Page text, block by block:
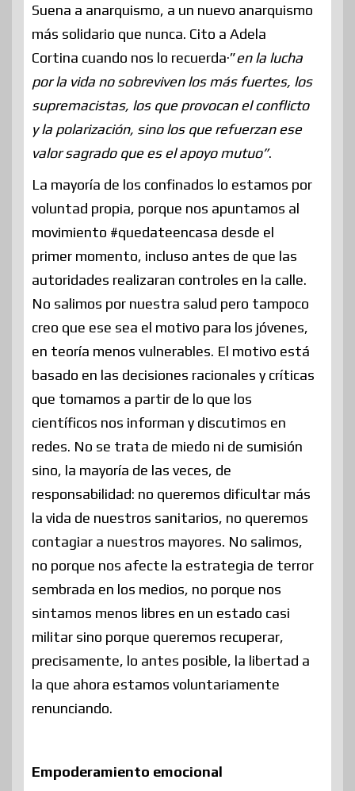
Suena a anarquismo, a un nuevo anarquismo
más solidario que nunca. Cito a Adela
Cortina cuando nos lo recuerda·”en la lucha
por la vida no sobreviven los más fuertes, los
supremacistas, los que provocan el conflicto
y la polarización, sino los que refuerzan ese
valor sagrado que es el apoyo mutuo”.
La mayoría de los confinados lo estamos por
voluntad propia, porque nos apuntamos al
movimiento #quedateencasa desde el
primer momento, incluso antes de que las
autoridades realizaran controles en la calle.
No salimos por nuestra salud pero tampoco
creo que ese sea el motivo para los jóvenes,
en teoría menos vulnerables. El motivo está
basado en las decisiones racionales y críticas
que tomamos a partir de lo que los
científicos nos informan y discutimos en
redes. No se trata de miedo ni de sumisión
sino, la mayoría de las veces, de
responsabilidad: no queremos dificultar más
la vida de nuestros sanitarios, no queremos
contagiar a nuestros mayores. No salimos,
no porque nos afecte la estrategia de terror
sembrada en los medios, no porque nos
sintamos menos libres en un estado casi
militar sino porque queremos recuperar,
precisamente, lo antes posible, la libertad a
la que ahora estamos voluntariamente
renunciando.
Empoderamiento emocional